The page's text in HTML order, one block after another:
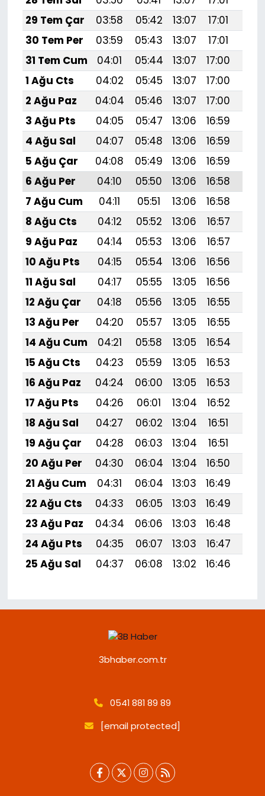
29 Tem Çar
03:58 05:42 13:07 17:01
30 Tem Per
03:59 05:43 13:07 17:01
31 Tem Cum
04:01 05:44 13:07 17:00
1 Ağu Cts
04:02 05:45 13:07 17:00
2 Ağu Paz
04:04 05:46 13:07 17:00
3 Ağu Pts
04:05 05:47 13:06 16:59
4 Ağu Sal
04:07 05:48 13:06 16:59
5 Ağu Çar
04:08 05:49 13:06 16:59
6 Ağu Per
04:10 05:50 13:06 16:58
7 Ağu Cum
04:11 05:51 13:06 16:58
8 Ağu Cts
04:12 05:52 13:06 16:57
9 Ağu Paz
04:14 05:53 13:06 16:57
10 Ağu Pts
04:15 05:54 13:06 16:56
11 Ağu Sal
04:17 05:55 13:05 16:56
12 Ağu Çar
04:18 05:56 13:05 16:55
13 Ağu Per
04:20 05:57 13:05 16:55
14 Ağu Cum
04:21 05:58 13:05 16:54
15 Ağu Cts
04:23 05:59 13:05 16:53
16 Ağu Paz
04:24 06:00 13:05 16:53
17 Ağu Pts
04:26 06:01 13:04 16:52
18 Ağu Sal
04:27 06:02 13:04 16:51
19 Ağu Çar
04:28 06:03 13:04 16:51
20 Ağu Per
04:30 06:04 13:04 16:50
21 Ağu Cum
04:31 06:04 13:03 16:49
22 Ağu Cts
04:33 06:05 13:03 16:49
23 Ağu Paz
04:34 06:06 13:03 16:48
24 Ağu Pts
04:35 06:07 13:03 16:47
25 Ağu Sal
04:37 06:08 13:02 16:46
3bhaber.com.tr
0541 881 89 89
[email protected]